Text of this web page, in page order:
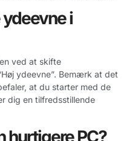
i
ved at skifte
ydeevne”. Bemærk at det
at du starter med de
dig en tilfredsstillende
hurtigere PC?